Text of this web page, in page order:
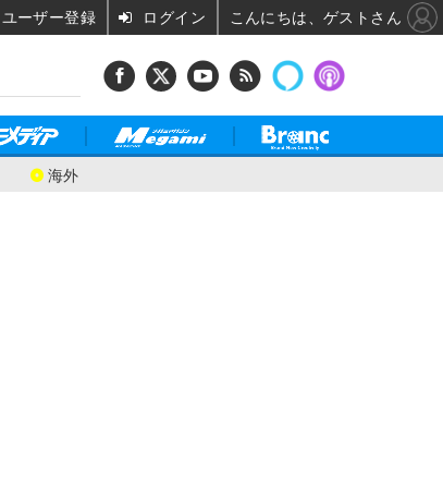
海外
ユーザー登録 ログイン こんにちは、ゲストさん